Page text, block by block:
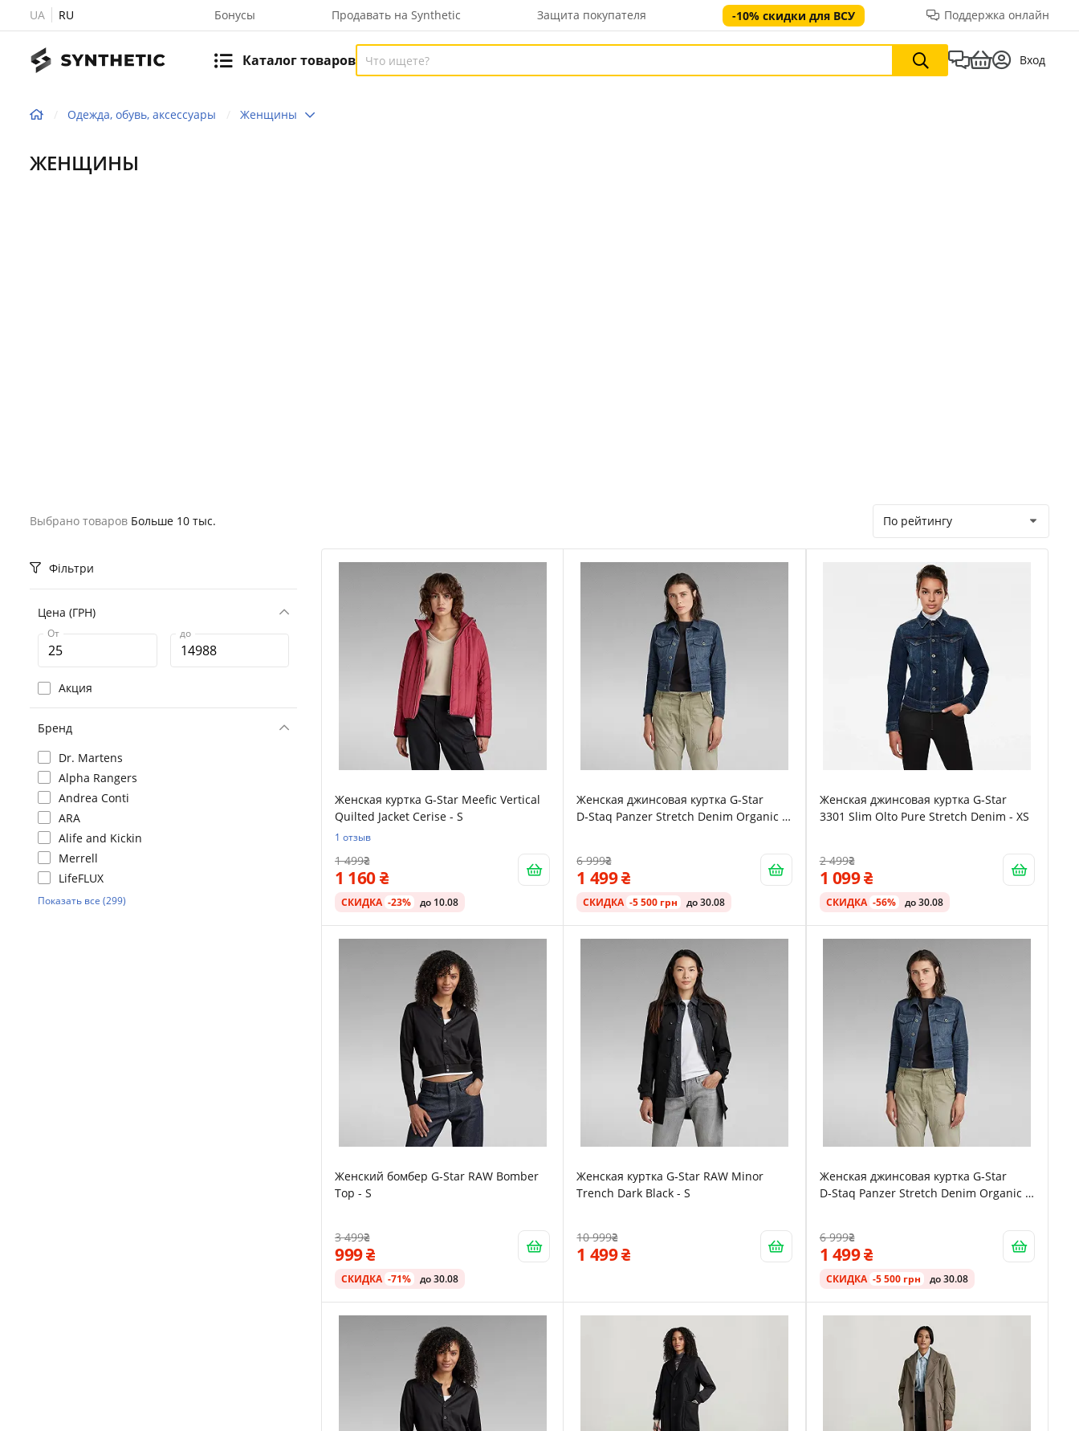
UA RU Бонусы Продавать на Synthetic Защита покупателя -10% скидки для ВСУ Поддержка онлайн
Каталог товаров Вход
Одежда, обувь, аксессуары Женщины
ЖЕНЩИНЫ
Выбрано товаров Больше 10 тыс. По рейтингу
Фільтри
Цена (ГРН)
От до
Акция
Бренд
Dr. Martens
Alpha Rangers
Andrea Conti
ARA
Alife and Kickin
Merrell
LifeFLUX
Показать все (299)
Женская куртка G‑Star Meefic Vertical
Quilted Jacket Cerise - S
1 отзыв
1 499
1 160
СКИДКА -23% до 10.08
Женская джинсовая куртка G‑Star
D‑Staq Panzer Stretch Denim Organic -
6 999
1 499
СКИДКА -5 500 грн до 30.08
Женская джинсовая куртка G‑Star
3301 Slim Olto Pure Stretch Denim - XS
2 499
1 099
СКИДКА -56% до 30.08
Женский бомбер G-Star RAW Bomber
Top - S
3 499
999
СКИДКА -71% до 30.08
Женская куртка G‑Star RAW Minor
Trench Dark Black - S
10 999
1 499
Женская джинсовая куртка G‑Star
D‑Staq Panzer Stretch Denim Organic -
6 999
1 499
СКИДКА -5 500 грн до 30.08